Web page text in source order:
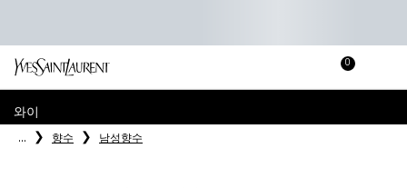
바
0
와이
... 향수 남성향수